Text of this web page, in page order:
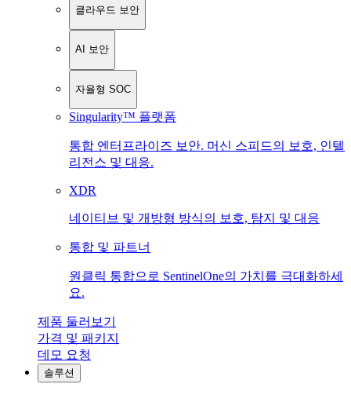
클라우드 보안
AI 보안
자율형 SOC
Singularity™ 플랫폼
통합 엔터프라이즈 보안. 머신 스피드의 보호, 인텔
리전스 및 대응.
XDR
네이티브 및 개방형 방식의 보호, 탐지 및 대응
통합 및 파트너
원클릭 통합으로 SentinelOne의 가치를 극대화하세
요.
제품 둘러보기
가격 및 패키지
데모 요청
솔루션